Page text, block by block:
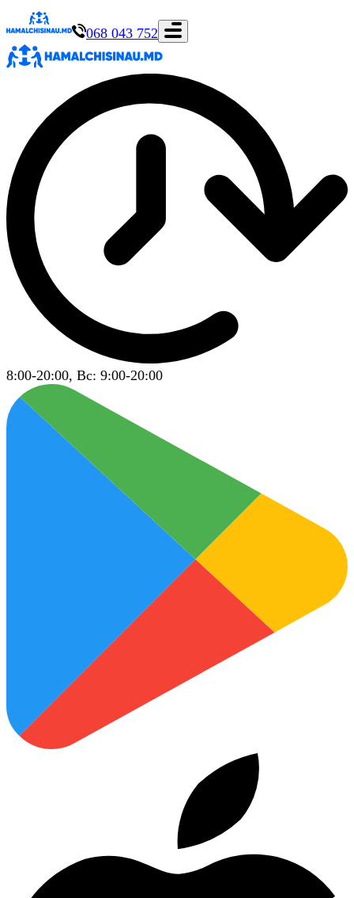
068 043 752
8:00-20:00, Вс: 9:00-20:00